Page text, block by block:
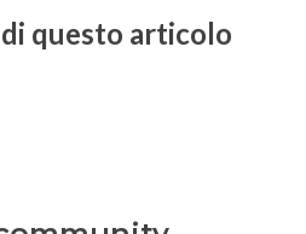
questo articolo